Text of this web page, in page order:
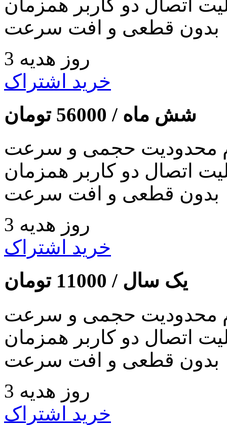
اتصال دو کاربر همزمان
بدون قطعی و افت سرعت
3 روز هدیه
خرید اشتراک
شش ماه / 56000 تومان
محدودیت حجمی و سرعت
اتصال دو کاربر همزمان
بدون قطعی و افت سرعت
3 روز هدیه
خرید اشتراک
یک سال / 11000 تومان
محدودیت حجمی و سرعت
اتصال دو کاربر همزمان
بدون قطعی و افت سرعت
3 روز هدیه
خرید اشتراک